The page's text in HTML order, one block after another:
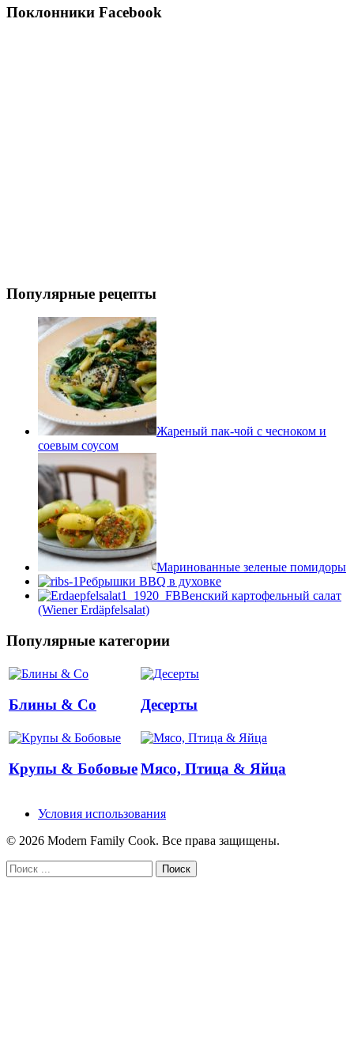
Поклонники Facebook
Популярные рецепты
Жареный пак-чой с чесноком и
соевым соусом
Маринованные зеленые помидоры
Ребрышки BBQ в духовке
Венский картофельный салат
(Wiener Erdäpfelsalat)
Популярные категории
Блины & Co Десерты
Крупы & БобовыеМясо, Птица & Яйца
Условия использования
© 2026 Modern Family Cook. Все права защищены.